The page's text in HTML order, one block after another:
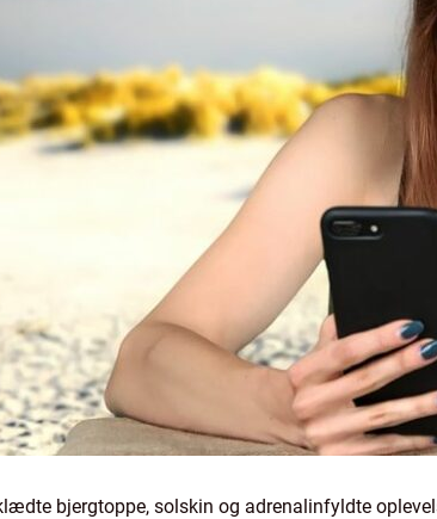
bjergtoppe, solskin og adrenalinfyldte